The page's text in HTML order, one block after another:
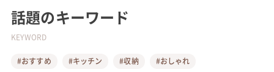
話題のキーワード
KEYWORD
#おすすめ #キッチン #収納
#おしゃれ